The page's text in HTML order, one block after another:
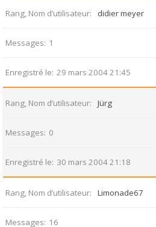
Rang, Nom d’utilisateur didier meyer
Messages 1
Enregistré le 29 mars 2004 21:45
Rang, Nom d’utilisateur Jürg
Messages 0
Enregistré le 30 mars 2004 21:18
Rang, Nom d’utilisateur Limonade67
Messages 16